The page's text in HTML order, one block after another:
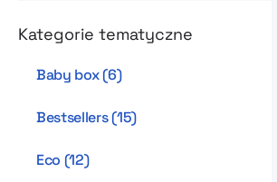
Kategorie tematyczne
Baby box(6)
Bestsellers(15)
Eco (12)